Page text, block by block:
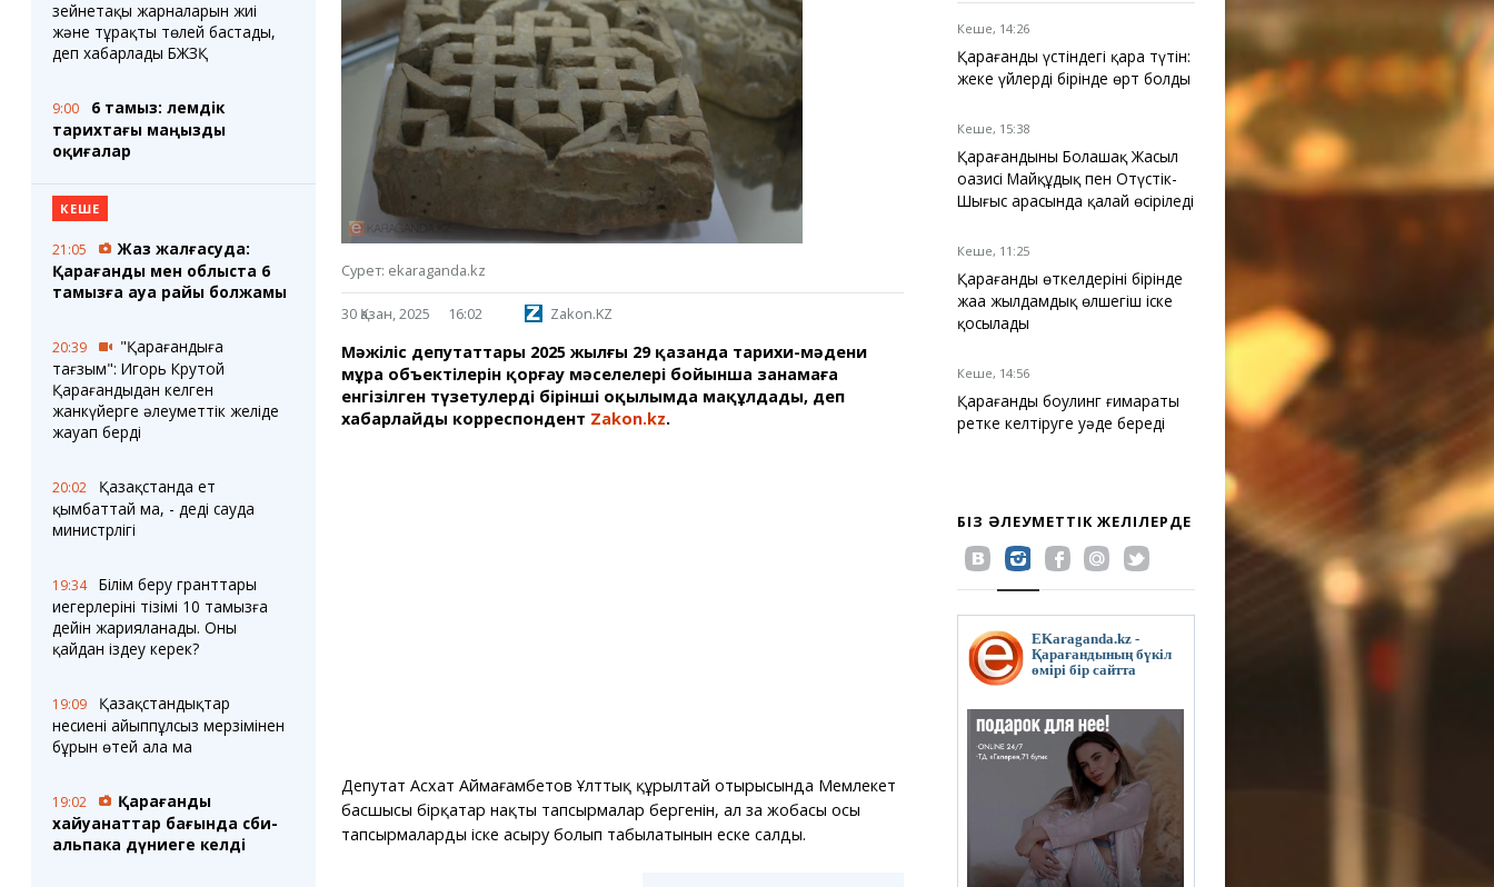
Соққылар
Фотокомикстер
Ешкин жұлдыз
жорамалы
Тығындар
Қарағанды Картасы
Ұйымдар
Менің учаскелік
Жолдарды жабу
Теміртау
Балқаш
Жезқазған
Медиа
Фото
Бейне
3D туры
Timelapse
Қызметтер
Аудармашы
Анықтамалық
КӨЛІК КЕСТЕСІ
Автобус аялдамалары
қызметі
Компаниялар каталогы
алыңыз, оңай!
зейнетақы жарналарын жиі
және тұрақты төлей бастады,
деп хабарлады БЖЗҚ
9:00
6 тамыз: әлемдік
тарихтағы маңызды
оқиғалар
КЕШЕ
21:05
Жаз жалғасуда:
Қарағанды мен облыста 6
тамызға ауа райы болжамы
20:39
"Қарағандыға
тағзым": Игорь Крутой
Қарағандыдан келген
жанкүйерге әлеуметтік желіде
жауап берді
20:02
Қазақстанда ет
қымбаттай ма, - деді сауда
министрлігі
19:34
Білім беру гранттары
иегерлерінің тізімі 10 тамызға
дейін жарияланады. Оны
қайдан іздеу керек?
19:09
Қазақстандықтар
несиені айыппұлсыз мерзімінен
бұрын өтей ала ма
19:02
Қарағанды
хайуанаттар бағында сәби-
альпака дүниеге келді
Сурет: ekaraganda.kz
30 Қазан, 2025 16:02 Zakon.KZ
Мәжіліс депутаттары 2025 жылғы 29 қазанда тарихи-мәдени
мұра объектілерін қорғау мәселелері бойынша заңнамаға
енгізілген түзетулерді бірінші оқылымда мақұлдады, деп
хабарлайды корреспондент Zakon.kz.
Депутат Асхат Аймағамбетов Ұлттық құрылтай отырысында Мемлекет
басшысы бірқатар нақты тапсырмалар бергенін, ал заң жобасы осы
тапсырмаларды іске асыру болып табылатынын еске салды.
Кеше, 14:26
Қарағанды үстіндегі қара түтін:
жеке үйлердің бірінде өрт болды
Кеше, 15:38
Қарағандының Болашақ Жасыл
оазисі Майқұдық пен Оңтүстік-
Шығыс арасында қалай өсіріледі
Кеше, 11:25
Қарағанды өткелдерінің бірінде
жаңа жылдамдық өлшегіш іске
қосылады
Кеше, 14:56
Қарағанды боулинг ғимараты
ретке келтіруге уәде береді
БІЗ ӘЛЕУМЕТТІК ЖЕЛІЛЕРДЕ
EKaraganda.kz -
Қарағандының бүкіл
өмірі бір сайтта